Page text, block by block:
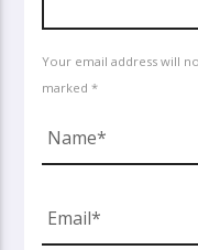
Your email address will
marked *